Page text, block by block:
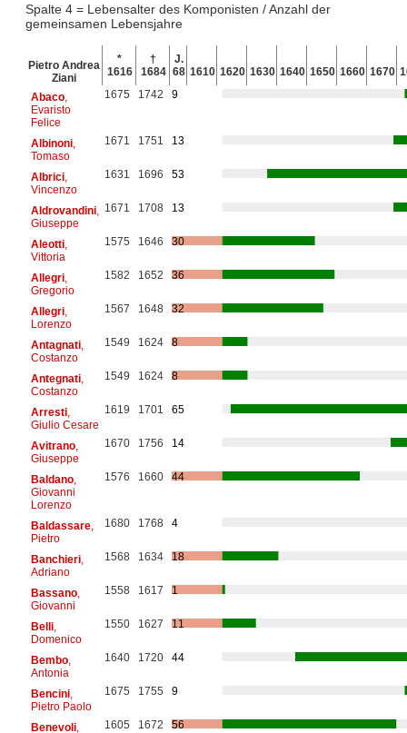
Spalte 4 = Lebensalter des Komponisten / Anzahl der
gemeinsamen Lebensjahre
Pietro Andrea
Ziani
*
1616
†
1684
J.
68 1610 1620 1630 1640 1650 1660 1670
Abaco,
Evaristo
Felice
1675 1742 9
Albinoni,
Tomaso
1671 1751 13
Albrici,
Vincenzo
1631 1696 53
Aldrovandini,
Giuseppe
1671 1708 13
Aleotti,
Vittoria
1575 1646 30
Allegri,
Gregorio
1582 1652 36
Allegri,
Lorenzo
1567 1648 32
Antagnati,
Costanzo
1549 1624 8
Antegnati,
Costanzo
1549 1624 8
Arresti,
Giulio Cesare
1619 1701 65
Avitrano,
Giuseppe
1670 1756 14
Baldano,
Giovanni
Lorenzo
1576 1660 44
Baldassare,
Pietro
1680 1768 4
Banchieri,
Adriano
1568 1634 18
Bassano,
Giovanni
1558 1617 1
Belli,
Domenico
1550 1627 11
Bembo,
Antonia
1640 1720 44
Bencini,
Pietro Paolo
1675 1755 9
Benevoli,
1605 1672 56